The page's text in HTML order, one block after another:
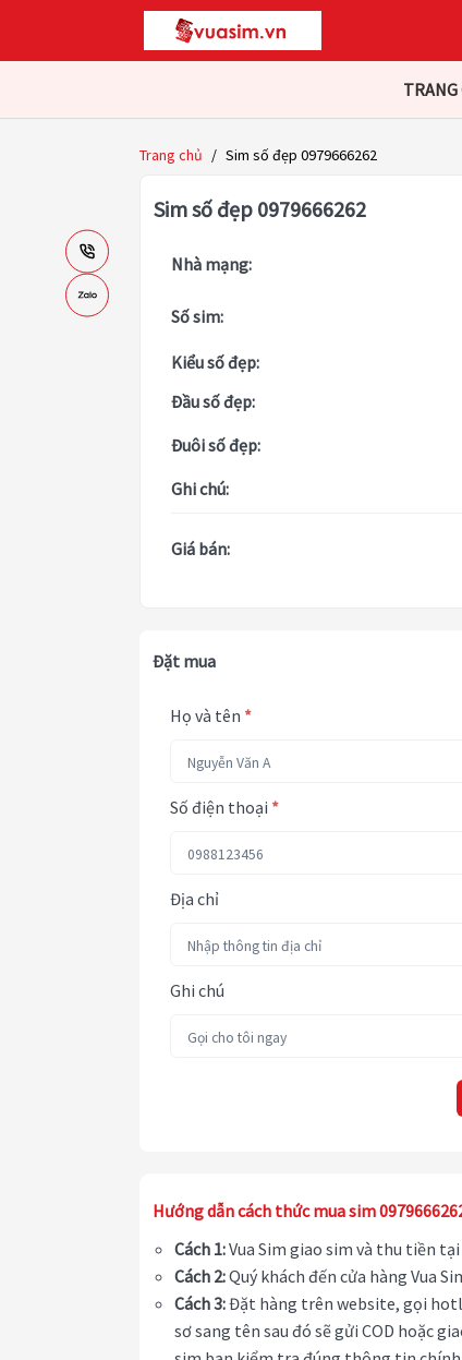
TRANG
Trang chủ / Sim số đẹp 0979666262
Sim số đẹp 0979666262
Nhà mạng:
Số sim:
Kiểu số đẹp:
Đầu số đẹp:
Đuôi số đẹp:
Ghi chú:
Giá bán:
Đặt mua
Họ và tên *
Số điện thoại *
Địa chỉ
Ghi chú
Hướng dẫn cách thức mua sim
Cách 1:Vua Sim giao sim và thu tiền
Cách 2:Quý khách đến cửa hàng Vua
Cách 3:Đặt hàng trên website, gọi
sơ sang tên sau đó sẽ gửi COD hoặc